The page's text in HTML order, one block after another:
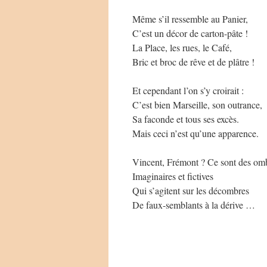
Même s’il ressemble au Panier,
C’est un décor de carton-pâte !
La Place, les rues, le Café,
Bric et broc de rêve et de plâtre !
Et cependant l’on s’y croirait :
C’est bien Marseille, son outrance,
Sa faconde et tous ses excès.
Mais ceci n’est qu’une apparence.
Vincent, Frémont ? Ce sont des
Imaginaires et fictives
Qui s’agitent sur les décombres
De faux-semblants à la dérive …